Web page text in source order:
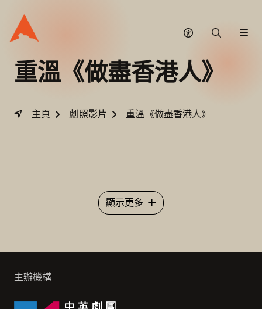
無
礙
模
搜
網
重溫《做盡香港人》
主頁 劇照影片 重溫《做盡香港人》
顯示更多
主辦機構